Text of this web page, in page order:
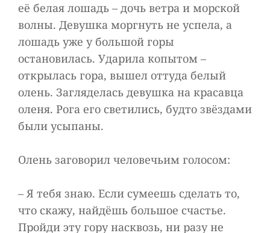
её белая лошадь – дочь ветра и морской
волны. Девушка моргнуть не успела, а
лошадь уже у большой горы
остановилась. Ударила копытом –
открылась гора, вышел оттуда белый
олень. Загляделась девушка на красавца
оленя. Рога его светились, будто звёздами
были усыпаны.
Олень заговорил человечьим голосом:
– Я тебя знаю. Если сумеешь сделать то,
что скажу, найдёшь большое счастье.
Пройди эту гору насквозь, ни разу не